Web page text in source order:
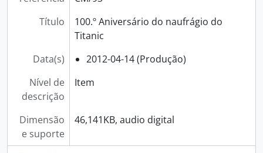
[Item] Programa Ciência Viva no Verão - 2013, 2013-07-15
[Item] Programa Ciência Viva no Verão - 2013, 2013-07-18
[Item] Noite Europeia dos Investigadores - 2013, 2013-09-18
[Item] Entrevista - Rosalia Vargas, 2013-09-21
[Item] Entevista a Rosalia Vargas - 2013, 2013-10-08
[Item] Inauguração da exposição "Era uma vez ...Ciência para quem gosta de histórias", 2013-10-25
[Item] Exposição "Era uma vez ...Ciência para quem gosta de histórias", 2013-11-08
[Item] Actividades de Fevereiro no Pavilhão do Conhecimento - 2014, 2014-02-13
[Item] Famelab 2014, 2014-02-15
Título
100.º Aniversário do naufrágio do
Titanic
Data(s)
2012-04-14 (Produção)
Nível de
descrição
Item
Dimensão
e suporte
46,141KB, audio digital